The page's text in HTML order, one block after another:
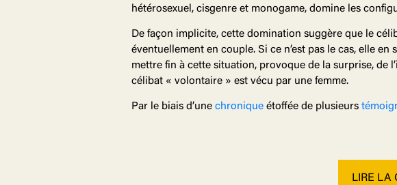
hétérosexuel, cisgenre et monogame, domine les
De façon implicite, cette domination suggère que le
éventuellement en couple. Si ce n’est pas le cas, elle
mettre fin à cette situation, provoque de la surprise, de
célibat « volontaire » est vécu par une femme.
Par le biais d’une chronique étoffée de plusieurs
LIRE LA